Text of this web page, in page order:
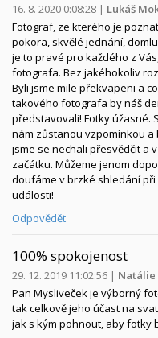
16. 8. 2020 0:08:28 | Lukáš
Fotograf, ze kterého je
pokora, skvělé jednání,
je to pravé pro každého z
fotografa. Bez jakéhokoliv
Byli jsme mile překvapeni a
takového fotografa by náš
představovali! Fotky úžasné.
nám zůstanou vzpomínkou a
jsme se nechali přesvědčit a
začátku. Můžeme jenom
doufáme v brzké shledání
události!
Odpovědět
100% spokojenost
29. 12. 2019 11:02:56 | Natálie
Pan Mysliveček je výborný
tak celkově jeho účast na
jak s kým pohnout, aby fotky